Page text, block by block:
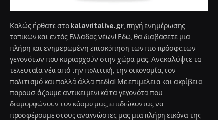
Καλώς ήρθατε στο kalavritalive.gr, πηγή ενημέρωσης
τοπικών και εντός Ελλάδας νέων! Εδώ, θα διαβάσετε μια
πλήρη και ενημερωμένη επισκόπηση των πιο πρόσφατων
γεγονότων που κυριαρχούν στην χώρα μας. Ανακαλύψτε τα
τελευταία νέα από την πολιτική, την οικονομία, τον
πολιτισμό και πολλά άλλα πεδία! Με επιμέλεια και ακρίβεια,
παρουσιάζουμε αντικειμενικά τα γεγονότα που
διαμορφώνουν τον κόσμο μας, επιδιώκοντας να
προσφέρουμε στους αναγνώστες μας μια πλήρη εικόνα της